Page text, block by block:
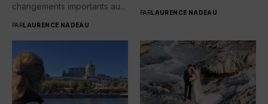
changements importants au...
PARLAURENCE NADEAU
PARLAURENCE NADEAU